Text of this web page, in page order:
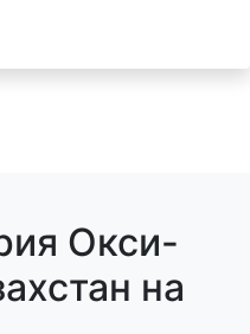
Окси-
на